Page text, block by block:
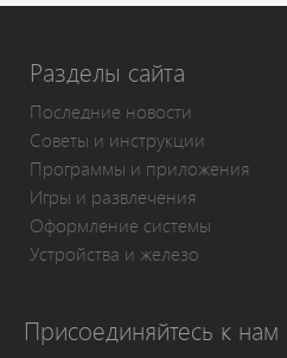
Разделы сайта
Последние новости
Советы и инструкции
Программы и приложения
Игры и развлечения
Оформление системы
Устройства и железо
Присоединяйтесь к нам